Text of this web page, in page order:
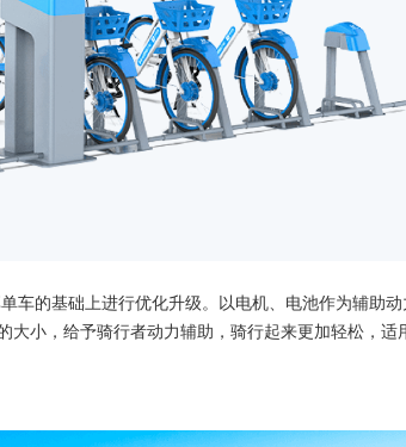
的基础上进行优化升级。以电机、电池作为辅助动
小，给予骑行者动力辅助，骑行起来更加轻松，适